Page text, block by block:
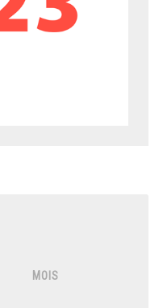
MOIS